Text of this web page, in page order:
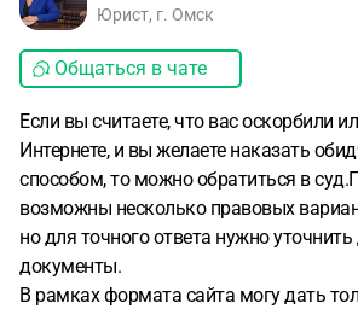
Юрист, г. Омск
Общаться в чате
Если вы считаете, что вас оскорбили
Интернете, и вы желаете наказать
способом, то можно обратиться в
возможны несколько правовых
но для точного ответа нужно уточнить
документы.
В рамках формата сайта могу дать